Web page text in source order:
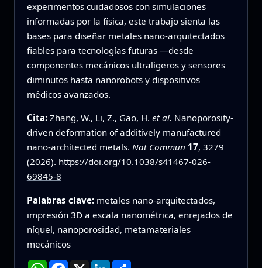
experimentos cuidadosos con simulaciones
informadas por la física, este trabajo sienta las
bases para diseñar metales nano-arquitectados
fiables para tecnologías futuras —desde
componentes mecánicos ultraligeros y sensores
diminutos hasta nanorobots y dispositivos
médicos avanzados.
Cita: Zhang, W., Li, Z., Gao, H. et al. Nanoporosity-
driven deformation of additively manufactured
nano-architected metals. Nat Commun 17, 3279
(2026). https://doi.org/10.1038/s41467-026-
69845-8
Palabras clave: metales nano-arquitectados,
impresión 3D a escala nanométrica, enrejados de
níquel, nanoporosidad, metamateriales
mecánicos
WhatsApp
Facebook
X LinkedInCompartir